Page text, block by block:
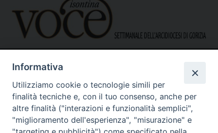
Caritas Diocesana di Gorizia
Sede operativa – uffici
Informativa
Utilizziamo cookie o tecnologie simili per
finalità tecniche e, con il tuo consenso, anche per
altre finalità ("interazioni e funzionalità semplici",
"miglioramento dell'esperienza", "misurazione" e